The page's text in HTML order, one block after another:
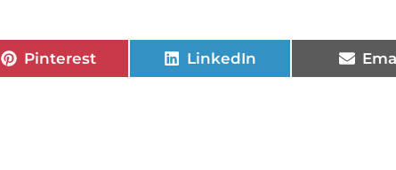
Pinterest LinkedIn